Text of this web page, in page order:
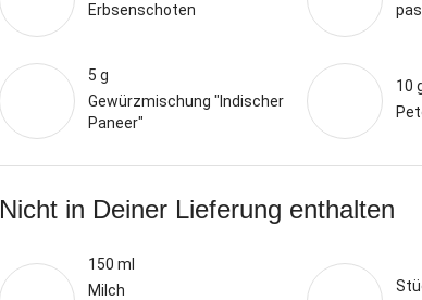
Erbsenschoten
5 g
Gewürzmischung "Indischer
Paneer"
10
Nicht in Deiner Lieferung enthalten
150 ml
Milch